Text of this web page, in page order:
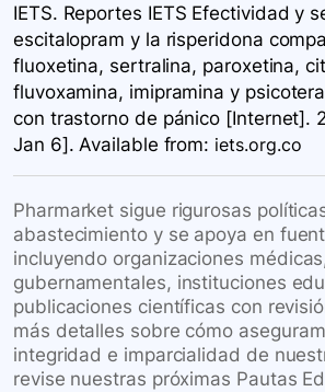
IETS. Reportes IETS Efectividad y
escitalopram y la risperidona
fluoxetina, sertralina, paroxetina,
fluvoxamina, imipramina y
con trastorno de pánico [Internet].
Jan 6]. Available from: iets.org.co
Pharmarket sigue rigurosas
abastecimiento y se apoya en
incluyendo organizaciones
gubernamentales, instituciones
publicaciones científicas con
más detalles sobre cómo
integridad e imparcialidad de
revise nuestras próximas Pautas